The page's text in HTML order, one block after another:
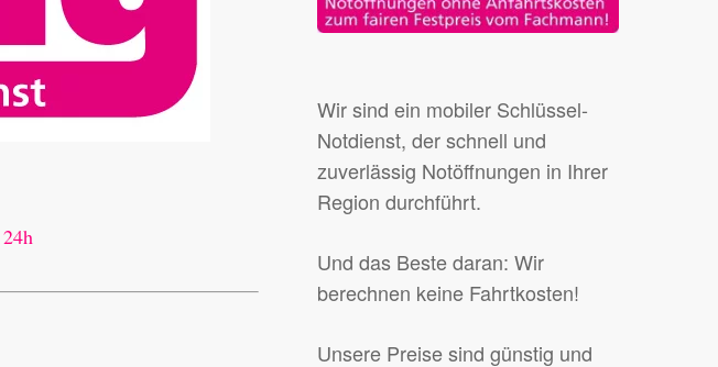
Wir sind ein mobiler Schlüssel-
Notdienst, der schnell und
zuverlässig Notöffnungen in Ihrer
Region durchführt.
Und das Beste daran: Wir
berechnen keine Fahrtkosten!
Unsere Preise sind günstig und